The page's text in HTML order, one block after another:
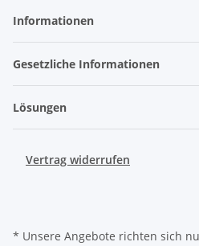
Informationen
Gesetzliche Informationen
Lösungen
Vertrag widerrufen
* Unsere Angebote richten sich